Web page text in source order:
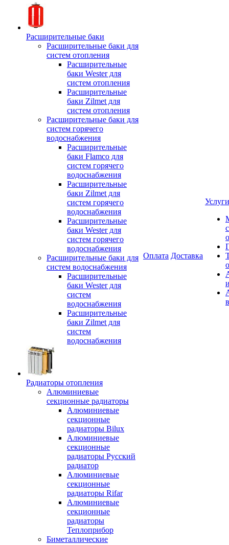
Расширительные баки
Расширительные баки для
систем отопления
Расширительные
баки Wester для
систем отопления
Расширительные
баки Zilmet для
систем отопления
Расширительные баки для
систем горячего
водоснабжения
Расширительные
баки Flamco для
систем горячего
водоснабжения
Расширительные
баки Zilmet для
систем горячего
водоснабжения
Расширительные
баки Wester для
систем горячего
водоснабжения
Расширительные баки для
систем водоснабжения
Расширительные
баки Wester для
систем
водоснабжения
Расширительные
баки Zilmet для
систем
водоснабжения
Радиаторы отопления
Алюминиевые
секционные радиаторы
Алюминиевые
секционные
радиаторы Bilux
Алюминиевые
секционные
радиаторы Русский
радиатор
Алюминиевые
секционные
радиаторы Rifar
Алюминиевые
секционные
радиаторы
Теплоприбор
Биметаллические
Оплата Доставка
Услуги